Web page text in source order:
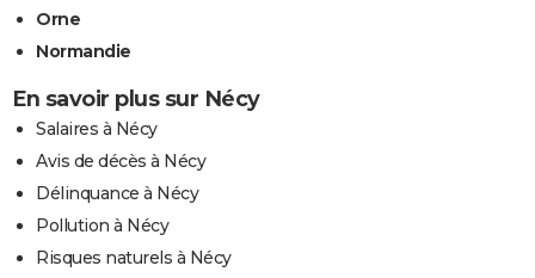
Orne
Normandie
En savoir plus sur Nécy
Salaires à Nécy
Avis de décès à Nécy
Délinquance à Nécy
Pollution à Nécy
Risques naturels à Nécy